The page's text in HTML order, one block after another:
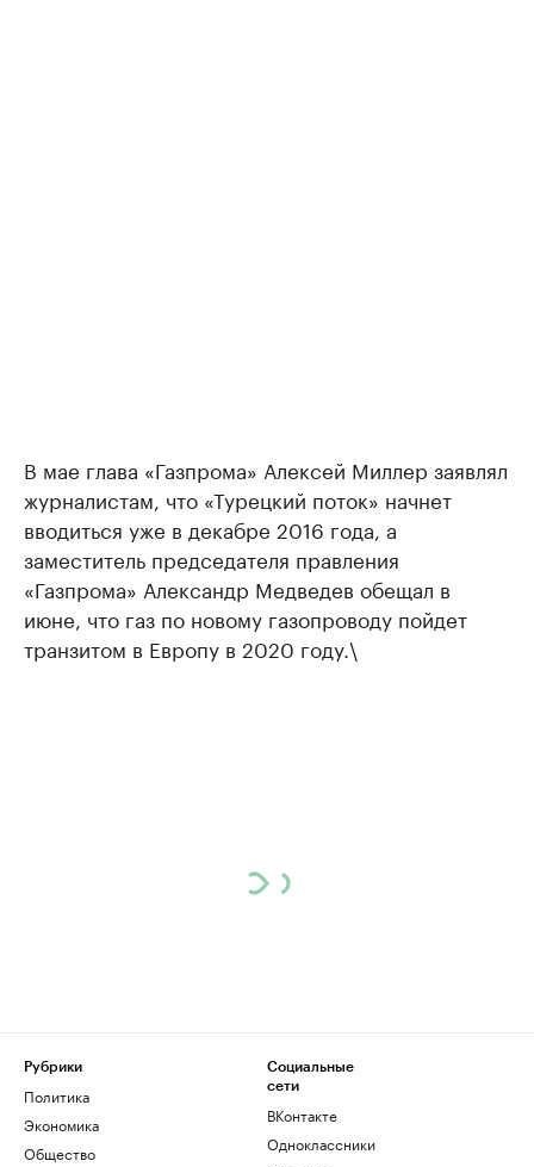
В мае глава «Газпрома» Алексей Миллер заявлял
журналистам, что «Турецкий поток» начнет
вводиться уже в декабре 2016 года, а
заместитель председателя правления
«Газпрома» Александр Медведев обещал в
июне, что газ по новому газопроводу пойдет
транзитом в Европу в 2020 году.\
Рубрики
Политика
Экономика
Общество
Социальные
сети
ВКонтакте
Одноклассники